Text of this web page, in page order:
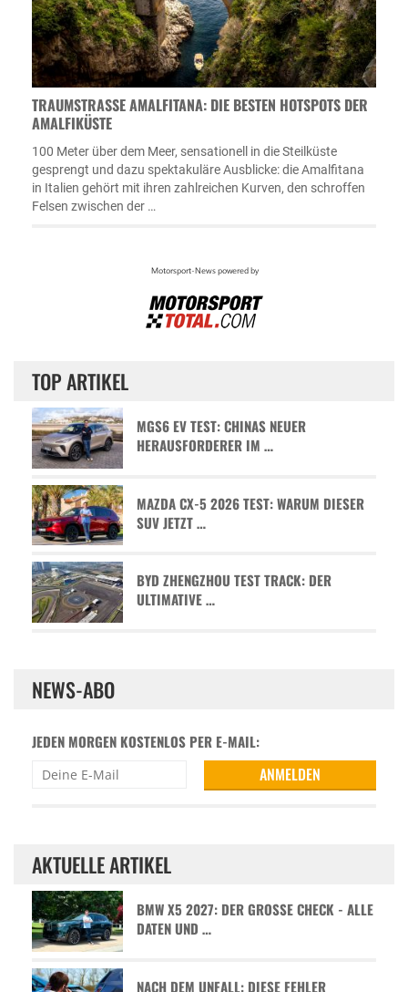
TRAUMSTRASSE AMALFITANA: DIE BESTEN HOTSPOTS DER A
MALFIKÜSTE
100 Meter über dem Meer, sensationell in die Steilküste
gesprengt und dazu spektakuläre Ausblicke: die Amalfitana
in Italien gehört mit ihren zahlreichen Kurven, den schroffen
Felsen zwischen der …
TOP ARTIKEL
MGS6 EV TEST: CHINAS NEUER
HERAUSFORDERER IM …
MAZDA CX-5 2026 TEST: WARUM DIESER
SUV JETZT …
BYD ZHENGZHOU TEST TRACK: DER
ULTIMATIVE …
NEWS-ABO
JEDEN MORGEN KOSTENLOS PER E-MAIL:
AKTUELLE ARTIKEL
BMW X5 2027: DER GROSSE CHECK - ALLE D
ATEN UND …
NACH DEM UNFALL: DIESE FEHLER